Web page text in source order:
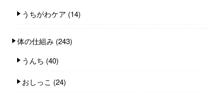
うちがわケア (14)
体の仕組み (243)
うんち (40)
おしっこ (24)